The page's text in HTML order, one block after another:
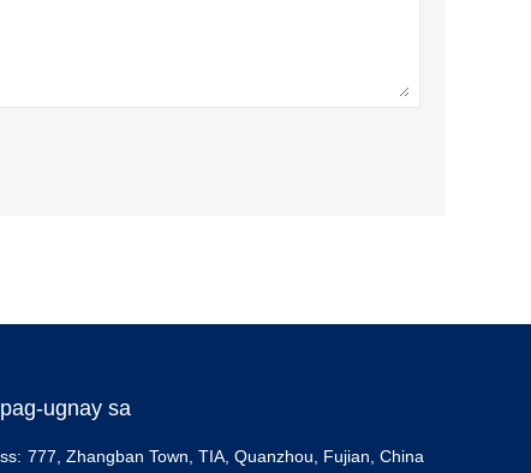
ugnay sa
777, Zhangban Town, TIA, Quanzhou, Fujian, China